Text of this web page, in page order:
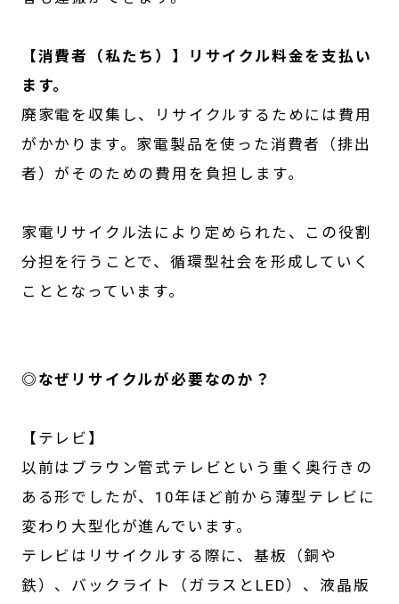
【消費者（私たち）】リサイクル料金を支払い
ます。
廃家電を収集し、リサイクルするためには費用
がかかります。家電製品を使った消費者（排出
者）がそのための費用を負担します。
家電リサイクル法により定められた、この役割
分担を行うことで、循環型社会を形成していく
こととなっています。
◎なぜリサイクルが必要なのか？
【テレビ】
以前はブラウン管式テレビという重く奥行きの
ある形でしたが、10年ほど前から薄型テレビに
変わり大型化が進んでいます。
テレビはリサイクルする際に、基板（銅や
鉄）、バックライト（ガラスとLED）、液晶版